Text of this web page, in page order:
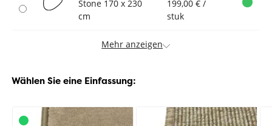
Stone 170 x 230
cm
199,00 € /
stuk
Mehr anzeigen
Wählen Sie eine Einfassung: